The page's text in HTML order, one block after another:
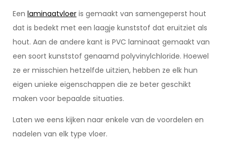
Een laminaatvloer is gemaakt van samengeperst hout
dat is bedekt met een laagje kunststof dat eruitziet als
hout. Aan de andere kant is PVC laminaat gemaakt van
een soort kunststof genaamd polyvinylchloride. Hoewel
ze er misschien hetzelfde uitzien, hebben ze elk hun
eigen unieke eigenschappen die ze beter geschikt
maken voor bepaalde situaties.
Laten we eens kijken naar enkele van de voordelen en
nadelen van elk type vloer.